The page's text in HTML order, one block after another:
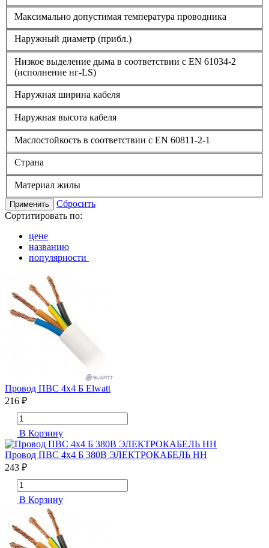
Максимально допустимая температура проводника
Наружный диаметр (прибл.)
Низкое выделение дыма в соответствии с EN 61034-2
(исполнение нг-LS)
Наружная ширина кабеля
Наружная высота кабеля
Маслостойкость в соответствии с EN 60811-2-1
Страна
Материал жилы
Применить
Сбросить
Сортитировать по:
цене
названию
популярности
Провод ПВС 4х4 Б Elwatt
216 ₽
В Корзину
Провод ПВС 4х4 Б 380В ЭЛЕКТРОКАБЕЛЬ НН
243 ₽
В Корзину